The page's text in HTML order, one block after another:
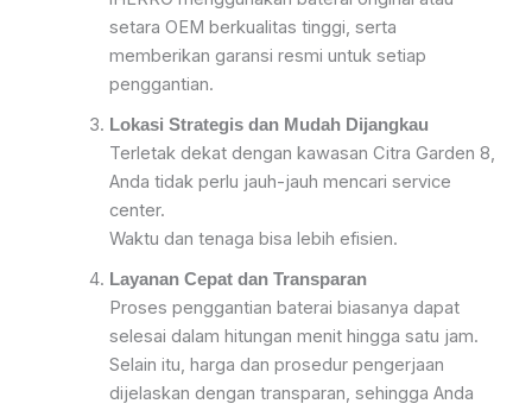
setara OEM berkualitas tinggi, serta
memberikan garansi resmi untuk setiap
penggantian.
Lokasi Strategis dan Mudah Dijangkau
Terletak dekat dengan kawasan Citra Garden 8,
Anda tidak perlu jauh-jauh mencari service
center.
Waktu dan tenaga bisa lebih efisien.
Layanan Cepat dan Transparan
Proses penggantian baterai biasanya dapat
selesai dalam hitungan menit hingga satu jam.
Selain itu, harga dan prosedur pengerjaan
dijelaskan dengan transparan, sehingga Anda